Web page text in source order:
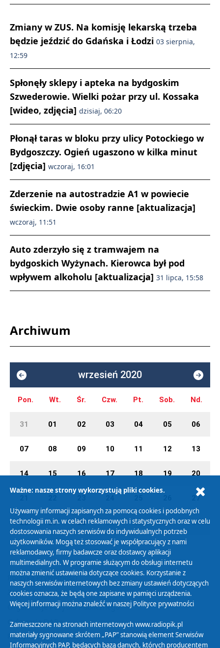
Zmiany w ZUS. Na komisję lekarską trzeba
będzie jeździć do Gdańska i Łodzi 03 sierpnia,
12:59
Spłonęły sklepy i apteka na bydgoskim
Szwederowie. Wielki pożar przy ul. Kossaka
[wideo, zdjęcia] dzisiaj, 06:20
Płonął taras w bloku przy ulicy Potockiego w
Bydgoszczy. Ogień ugaszono w kilka minut
[zdjęcia] wczoraj, 16:01
Zderzenie na autostradzie A1 w powiecie
świeckim. Dwie osoby ranne [aktualizacja]
wczoraj, 11:51
Auto zderzyło się z tramwajem na
bydgoskich Wyżynach. Kierowca był pod
wpływem alkoholu [aktualizacja] 31 lipca, 15:58
Archiwum
wrzesień 2020
Pon. Wt. Śr. Czw. Pt. Sob. Nd.
31 01 02 03 04 05 06
07 08 09 10 11 12 13
14 15 16 17 18 19 20
27
28 29 30 01 02 03 04
Polityka Prywatności
Zasady korzystania z Serwisu
Organizacje Pożytku Publicznego
Cyfryzacja DAB+
Polityka ochrony danych osobowych
Ważne: nasze strony wykorzystują pliki cookies.
Używamy informacji zapisanych za pomocą cookies i podobnych
technologii m.in. w celach reklamowych i statystycznych oraz w celu
dostosowania naszych serwisów do indywidualnych potrzeb
użytkowników. Mogą też stosować je współpracujący z nami
reklamodawcy, firmy badawcze oraz dostawcy aplikacji
multimedialnych. W programie służącym do obsługi internetu
można zmienić ustawienia dotyczące cookies. Korzystanie z
naszych serwisów internetowych bez zmiany ustawień dotyczących
cookies oznacza, że będą one zapisane w pamięci urządzenia.
Więcej informacji można znaleźć w naszej Polityce prywatności
Zamieszczone na stronach internetowych www.radiopik.pl
materiały sygnowane skrótem „PAP” stanowią element Serwisów
Informacyjnych PAP, będących bazą danych, których producentem